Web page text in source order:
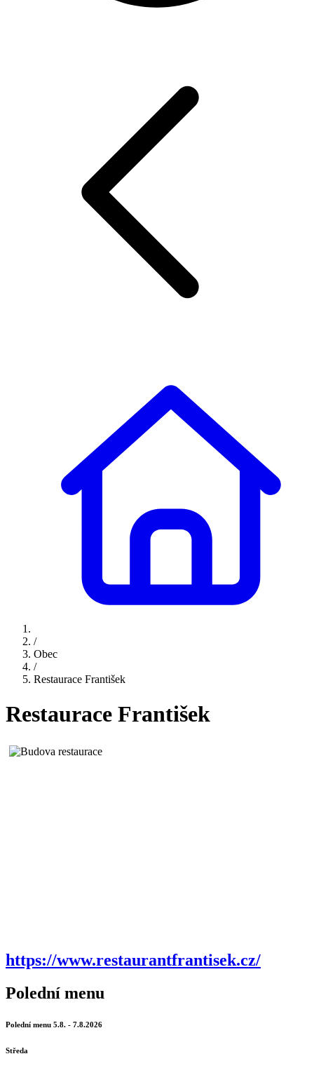
/
Obec
/
Restaurace František
Restaurace František
https://www.restaurantfrantisek.cz/
Polední menu
Polední menu 5.8. - 7.8.2026
Středa